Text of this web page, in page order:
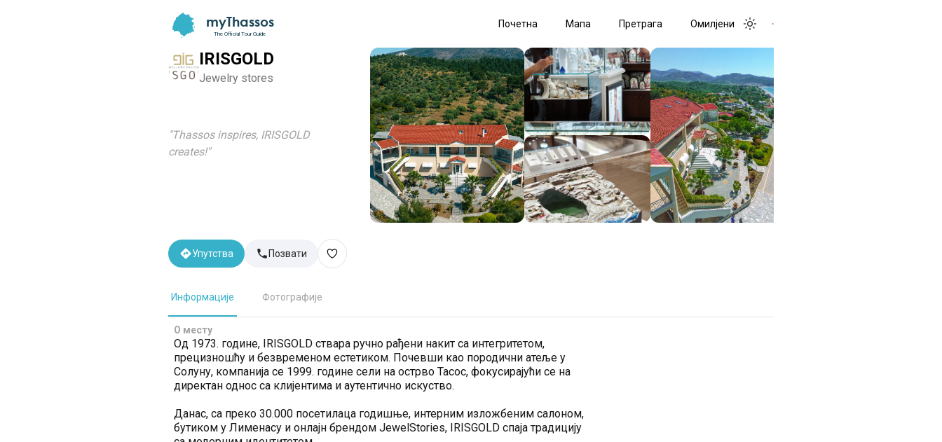
myThassos
The Official Tour Guide
Почетна Мапа Претрага
Омилјени
IRISGOLD
Jewelry stores
"Thassos inspires, IRISGOLD
creates!"
Упутства Позвати
Информације Фотографије
О месту
Од 1973. године, IRISGOLD ствара ручно рађени накит са интегритетом,
прецизношћу и безвременом естетиком. Почевши као породични атеље у
Солуну, компанија се 1999. године сели на острво Тасос, фокусирајући се на
директан однос са клијентима и аутентично искуство.
Данас, са преко 30.000 посетилаца годишње, интерним изложбеним салоном,
бутиком у Лименасу и онлајн брендом JewelStories, IRISGOLD спаја традицију